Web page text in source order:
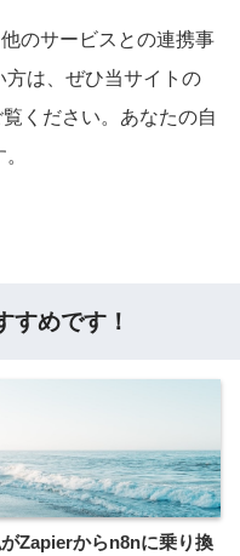
のサービスとの連携事
は、ぜひ当サイトの
ください。あなたの自
すめです！
Zapierからn8nに乗り換